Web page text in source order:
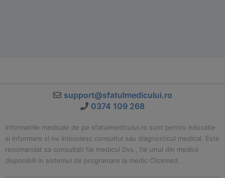
support@sfatulmedicului.ro
0374 109 268
Informatiile medicale de pe sfatulmedicului.ro sunt pentru educatie
si informare si nu inlocuiesc consultul sau diagnosticul medical. Este
recomandat sa consultati fie medicul Dvs., fie unul din medicii
disponibili in sistemul de programare la medic Clickmed.